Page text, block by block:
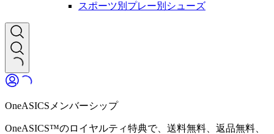
スポーツ別プレー別シューズ
OneASICSメンバーシップ
OneASICS™のロイヤルティ特典で、送料無料、返品無料、